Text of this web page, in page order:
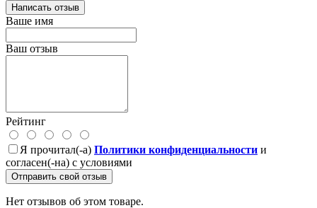
Написать отзыв
Ваше имя
Ваш отзыв
Рейтинг
Я прочитал(-а) Политики конфиденциальности и
согласен(-на) с условиями
Отправить свой отзыв
Нет отзывов об этом товаре.